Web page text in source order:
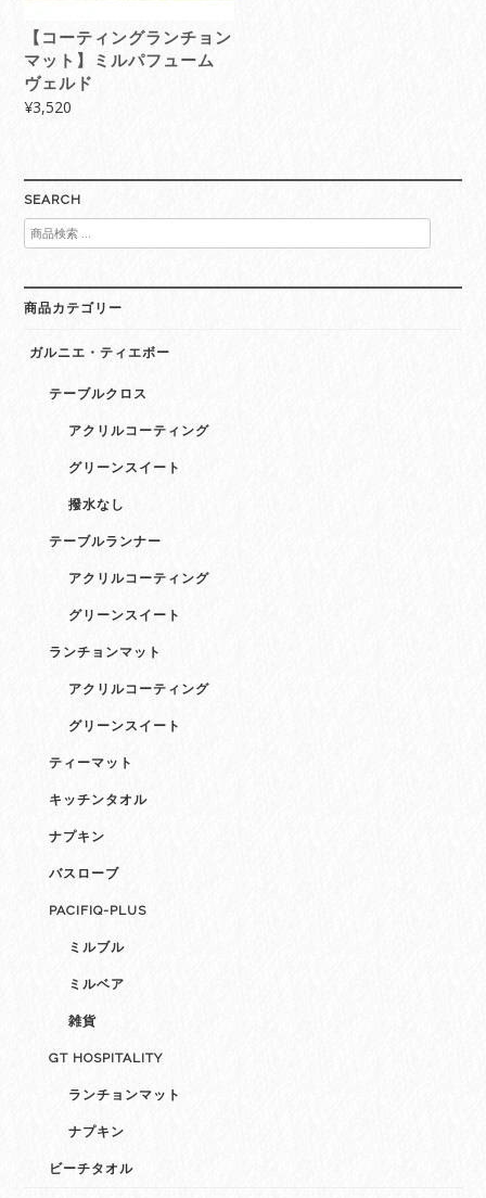
【コーティングランチョン
マット】ミルパフューム
ヴェルド
¥3,520
SEARCH
検
索
象:
商品カテゴリー
ガルニエ・ティエボー
テーブルクロス
アクリルコーティング
グリーンスイート
撥水なし
テーブルランナー
アクリルコーティング
グリーンスイート
ランチョンマット
アクリルコーティング
グリーンスイート
ティーマット
キッチンタオル
ナプキン
バスローブ
PACIFIQ-PLUS
ミルブル
ミルベア
雑貨
GT HOSPITALITY
ランチョンマット
ナプキン
ビーチタオル